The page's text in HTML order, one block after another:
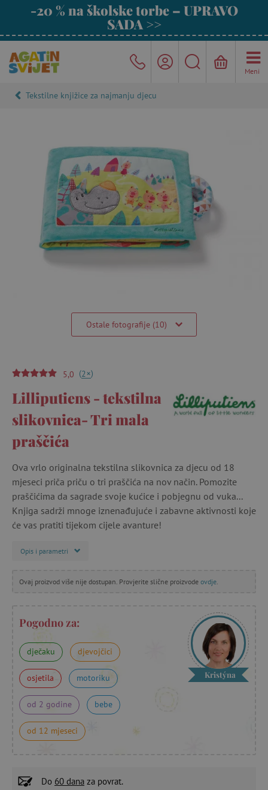
-20 % na školske torbe – UPRAVO
SADA >>
Meni
Tekstilne knjižice za najmanju djecu
Ostale fotografije (10)
5,0 (2+)
Lilliputiens - tekstilna
slikovnica- Tri mala
praščića
Ova vrlo originalna tekstilna slikovnica za djecu od 18
mjeseci priča priču o tri praščića na nov način. Pomozite
praščićima da sagrade svoje kućice i pobjegnu od vuka...
Knjiga sadrži mnoge iznenađujuće i zabavne aktivnosti koje
će vas pratiti tijekom cijele avanture!
Opis i parametri
Ovaj proizvod više nije dostupan. Provjerite slične proizvode ovdje
Pogodno za:
dječaku djevojčici
osjetila motoriku
od 2 godine bebe
od 12 mjeseci
Kristýna
Do 60 dana za povrat.